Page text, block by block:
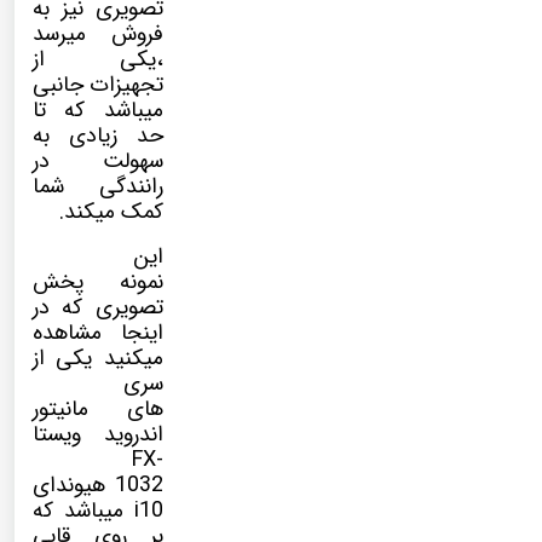
تصویری نیز به
فروش میرسد
،یکی از
تجهیزات جانبی
میباشد که تا
حد زیادی به
سهولت در
رانندگی شما
کمک میکند.
این
نمونه پخش
تصویری که در
اینجا مشاهده
میکنید یکی از
سری
های مانیتور
اندروید ویستا
FX-
1032 هیوندای
i10 میباشد که